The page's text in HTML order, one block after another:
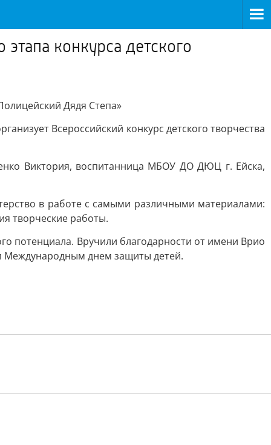
конкурса детского
Дядя Степа»
Всероссийский конкурс детского творчества
Виктория, воспитанница МБОУ ДО ДЮЦ г. Ейска,
в работе с самыми различными материалами:
творческие работы.
потенциала. Вручили благодарности от имени Врио
Международным днем защиты детей.